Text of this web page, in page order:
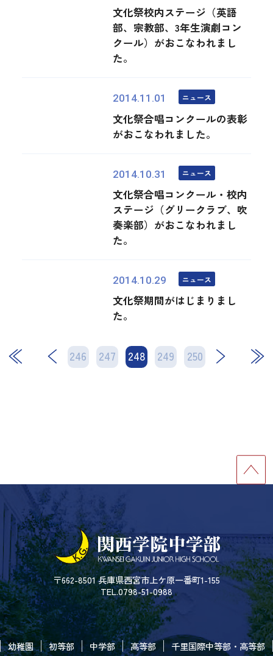
文化祭校内ステージ（英語
部、宗教部、3年生演劇コン
クール）がおこなわれまし
た。
2014.11.01 ニュース
文化祭合唱コンクールの表彰
がおこなわれました。
2014.10.31 ニュース
文化祭合唱コンクール・校内
ステージ（グリークラブ、吹
奏楽部）がおこなわれまし
た。
2014.10.29 ニュース
文化祭期間がはじまりまし
た。
246 247 248 249 250
次 最後
〒662-8501 兵庫県西宮市上ケ原一番町1-155
TEL.0798-51-0988
幼稚園 初等部 中学部 高等部 千里国際中等部・高等部